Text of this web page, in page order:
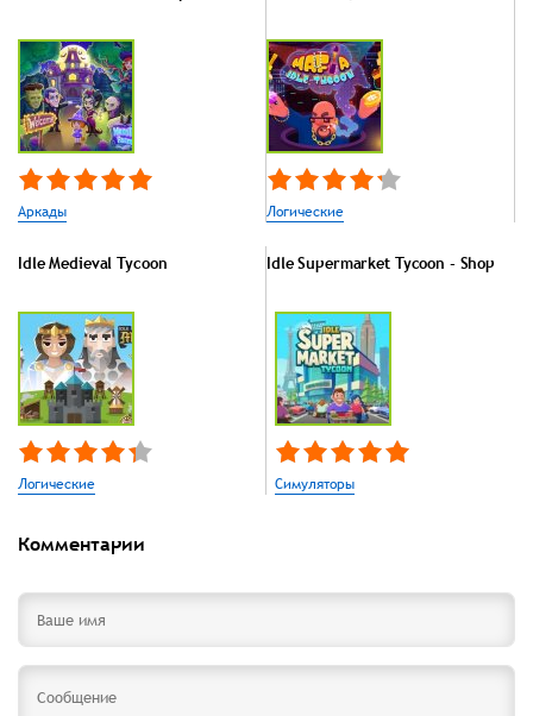
Аркады Логические
Idle Medieval Tycoon
Логические
Idle Supermarket Tycoon - Shop
Симуляторы
Комментарии